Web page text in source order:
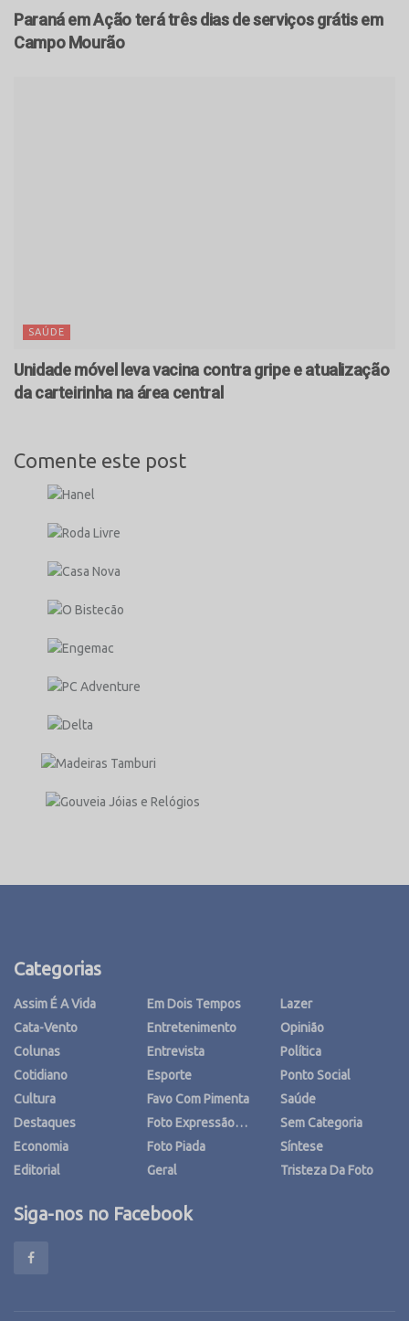
Paraná em Ação terá três dias de serviços grátis em
Campo Mourão
SAÚDE
Unidade móvel leva vacina contra gripe e atualização
da carteirinha na área central
Comente este post
Categorias
Assim É A Vida
Cata-Vento
Colunas
Cotidiano
Cultura
Destaques
Economia
Editorial
Em Dois Tempos
Entretenimento
Entrevista
Esporte
Favo Com Pimenta
Foto Expressão…
Foto Piada
Geral
Lazer
Opinião
Política
Ponto Social
Saúde
Sem Categoria
Síntese
Tristeza Da Foto
Siga-nos no Facebook